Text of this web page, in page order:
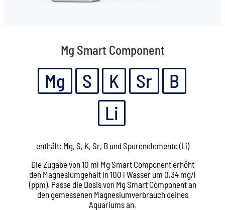
Mg Smart Component
Mg S K Sr
B
Li
enthält: Mg, S, K, Sr, B und Spurenelemente (Li)
Die Zugabe von 10 ml Mg Smart Component erhöht
den Magnesiumgehalt in 100 l Wasser um 0,34 mg/l
(ppm). Passe die Dosis von Mg Smart Component an
den gemessenen Magnesiumverbrauch deines
Aquariums an.